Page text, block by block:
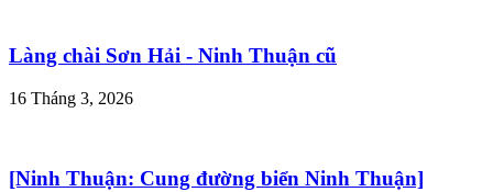
Làng chài Sơn Hải - Ninh Thuận cũ
16 Tháng 3, 2026
[Ninh Thuận: Cung đường biển Ninh Thuận]